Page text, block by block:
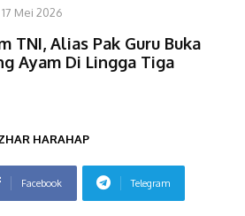
17 Mei 2026
TNI, Alias Pak Guru Buka
Ayam Di Lingga Tiga
HARAHAP
Facebook Telegram